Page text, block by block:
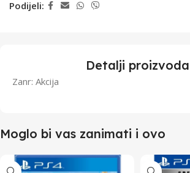
Podijeli:
Detalji proizvoda
Zanr: Akcija
Moglo bi vas zanimati i ovo